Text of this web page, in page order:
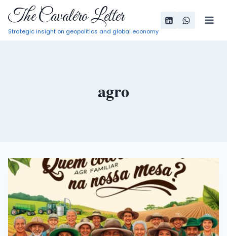
Pular
paraThe Cavaléro Letter
Strategic insight on geopolitics and global economy
agro